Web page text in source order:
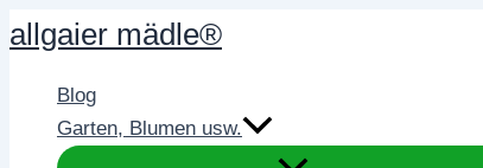
Zum
Inhalt
springen
allgaier mädle®
Blog
Garten, Blumen usw.